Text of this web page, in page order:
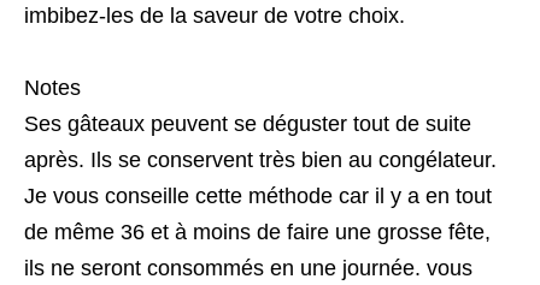
imbibez-les de la saveur de votre choix.
Notes
Ses gâteaux peuvent se déguster tout de suite
après. Ils se conservent très bien au congélateur.
Je vous conseille cette méthode car il y a en tout
de même 36 et à moins de faire une grosse fête,
ils ne seront consommés en une journée. vous